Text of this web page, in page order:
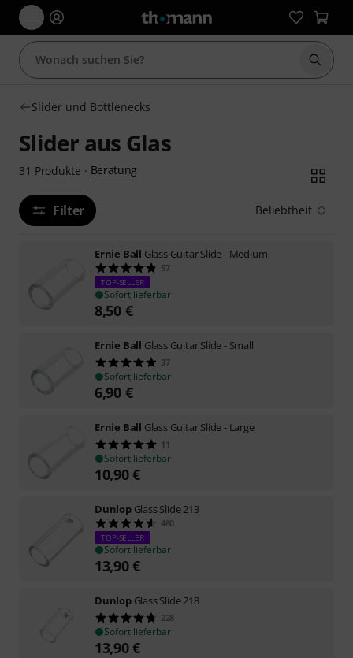
Suche
Slider und Bottlenecks
Slider aus Glas
31 Produkte · Beratung
Filter Beliebtheit
Ernie Ball Glass Guitar Slide - Medium
57
TOP-SELLER
Sofort lieferbar
8,50 €
Ernie Ball Glass Guitar Slide - Small
37
Sofort lieferbar
6,90 €
Ernie Ball Glass Guitar Slide - Large
11
Sofort lieferbar
10,90€
Dunlop Glass Slide 213
480
TOP-SELLER
Sofort lieferbar
13,90€
Dunlop Glass Slide 218
228
Sofort lieferbar
13,90€